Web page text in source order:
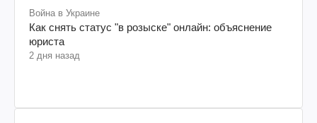
Война в Украине
Как снять статус "в розыске" онлайн: объяснение
юриста
2 дня назад